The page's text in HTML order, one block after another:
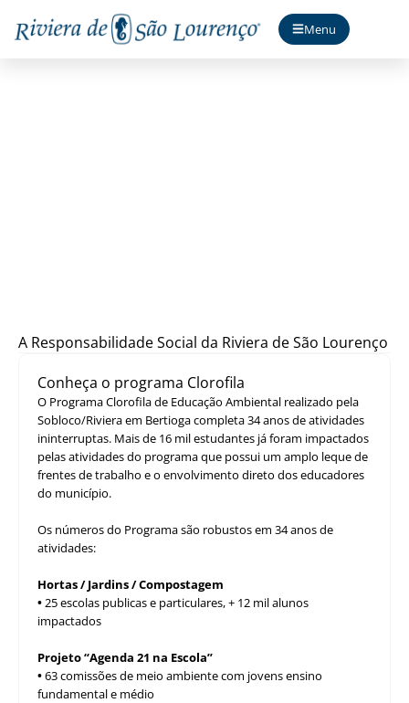
Menu
A Responsabilidade Social da Riviera de São Lourenço
Conheça o programa Clorofila
O Programa Clorofila de Educação Ambiental realizado pela
Sobloco/Riviera em Bertioga completa 34 anos de atividades
ininterruptas. Mais de 16 mil estudantes já foram impactados
pelas atividades do programa que possui um amplo leque de
frentes de trabalho e o envolvimento direto dos educadores
do município.
Os números do Programa são robustos em 34 anos de
atividades:
Hortas / Jardins / Compostagem
• 25 escolas publicas e particulares, + 12 mil alunos
impactados
Projeto “Agenda 21 na Escola”
•63 comissões de meio ambiente com jovens ensino
fundamental e médio